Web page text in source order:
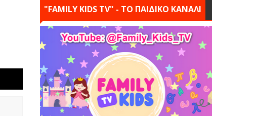
"FAMILY KIDS TV" - ΤΟ ΠΑΙΔΙΚΟ ΚΑΝΑΛΙ